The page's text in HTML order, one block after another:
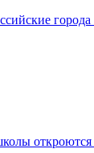
откроются